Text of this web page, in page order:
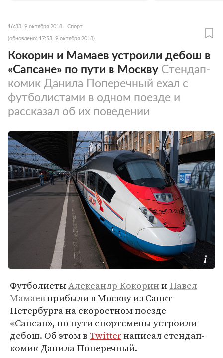
16:33, 9 октября 2018 Спорт
(обновлено: 17:53, 9 октября 2018)
Кокорин и Мамаев устроили дебош в
«Сапсане» по пути в Москву Стендап-
комик Данила Поперечный ехал с
футболистами в одном поезде и
рассказал об их поведении
ФутболистыАлександр КокориниПавел
Мамаевприбыли в Москву из Санкт-
Петербурга на скоростном поезде
«Сапсан», по пути спортсмены устроили
дебош. Об этом вTwitterнаписал стендап-
комик Данила Поперечный.